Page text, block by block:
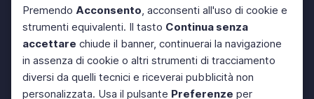
Premendo Acconsento, acconsenti all'uso di cookie e
strumenti equivalenti. Il tasto Continua senza
accettare chiude il banner, continuerai la navigazione
in assenza di cookie o altri strumenti di tracciamento
diversi da quelli tecnici e riceverai pubblicità non
personalizzata. Usa il pulsante Preferenze per